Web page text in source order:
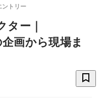
ントリー
ター｜
画から現場ま